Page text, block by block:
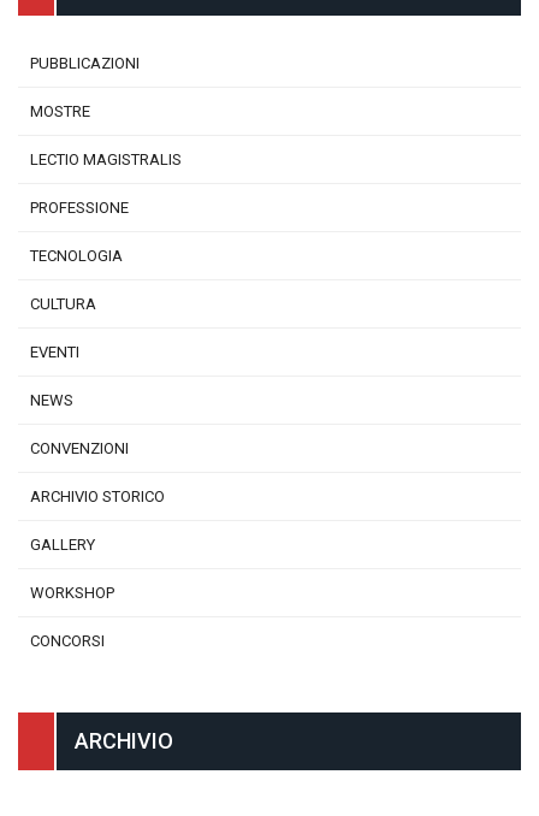
PUBBLICAZIONI
MOSTRE
LECTIO MAGISTRALIS
PROFESSIONE
TECNOLOGIA
CULTURA
EVENTI
NEWS
CONVENZIONI
ARCHIVIO STORICO
GALLERY
WORKSHOP
CONCORSI
ARCHIVIO